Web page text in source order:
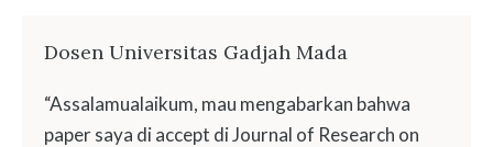
Dosen Universitas Gadjah Mada
“Assalamualaikum, mau mengabarkan bahwa
paper saya di accept di Journal of Research on